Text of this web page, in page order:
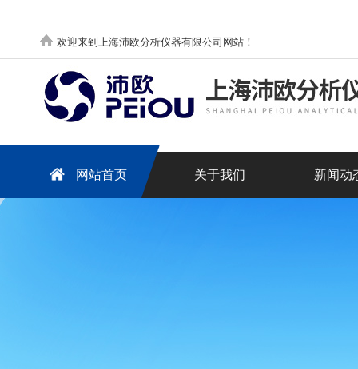
欢迎来到上海沛欧分析仪器有限公司网站！
网站首页 关于我们 新闻动